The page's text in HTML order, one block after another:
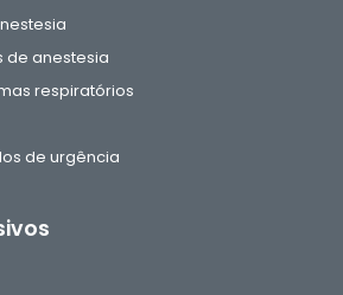
de anestesia
respiratórios
de urgência